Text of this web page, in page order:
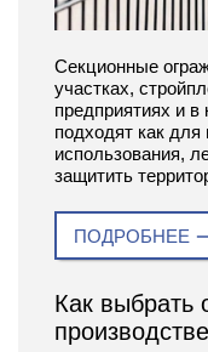
Секционные
участках,
предприятиях и
подходят как для
использования,
защитить
ПОДРОБНЕЕ
Как выбрать